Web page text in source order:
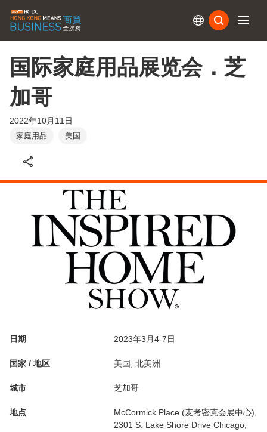
国际家庭用品展览会．芝
加哥
2022年10月11日
家庭用品 美国
日期 2023年3月4-7日
国家 / 地区 美国, 北美洲
城市 芝加哥
地点
McCormick Place (麦考密克会展中心),
2301 S. Lake Shore Drive Chicago,